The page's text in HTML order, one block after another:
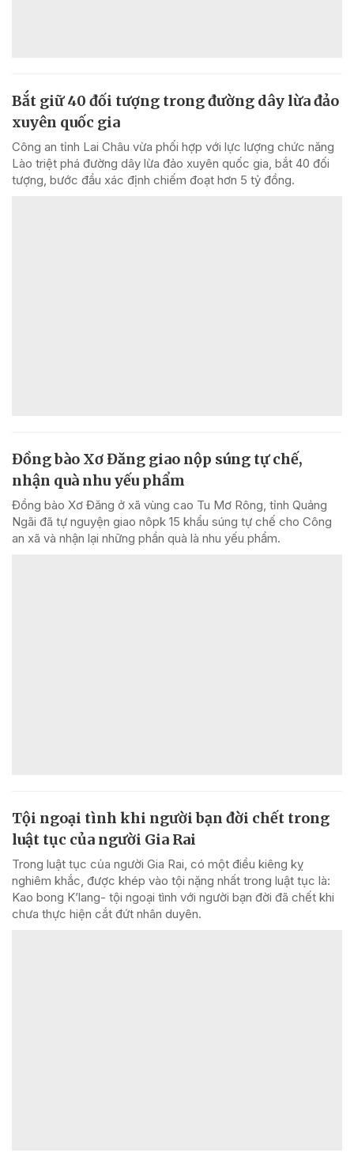
Bắt giữ 40 đối tượng trong đường dây lừa đảo
xuyên quốc gia
Công an tỉnh Lai Châu vừa phối hợp với lực lượng chức năng
Lào triệt phá đường dây lừa đảo xuyên quốc gia, bắt 40 đối
tượng, bước đầu xác định chiếm đoạt hơn 5 tỷ đồng.
Đồng bào Xơ Đăng giao nộp súng tự chế,
nhận quà nhu yếu phẩm
Đồng bào Xơ Đăng ở xã vùng cao Tu Mơ Rông, tỉnh Quảng
Ngãi đã tự nguyện giao nôpk 15 khẩu súng tự chế cho Công
an xã và nhận lại những phần quà là nhu yếu phẩm.
Tội ngoại tình khi người bạn đời chết trong
luật tục của người Gia Rai
Trong luật tục của người Gia Rai, có một điều kiêng kỵ
nghiêm khắc, được khép vào tội nặng nhất trong luật tục là:
Kao bong K’lang- tội ngoại tình với người bạn đời đã chết khi
chưa thực hiện cắt đứt nhân duyên.